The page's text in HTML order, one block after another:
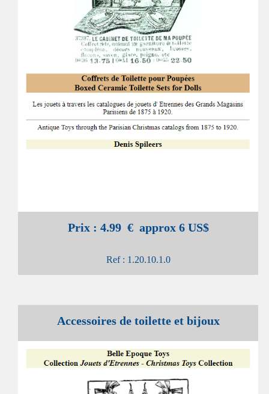
Prix : 4.99 € approx 6 US$
Ref : 1.20.10.1.0
Accessoires de toilette et bijoux